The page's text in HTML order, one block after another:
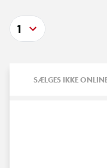
1
SÆLGES IKKE